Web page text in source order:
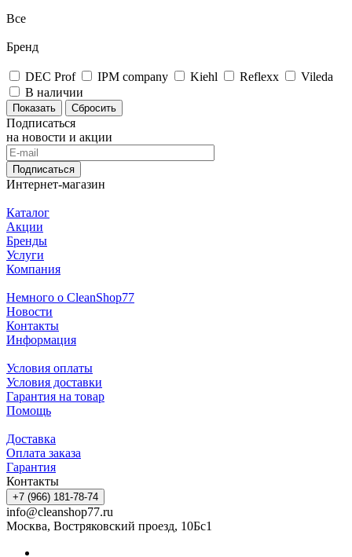
Все
Бренд
DEC Prof IPM company Kiehl Reflexx
Vileda
В наличии
Сбросить
Подписаться
на новости и акции
Подписаться
Интернет-магазин
Каталог
Акции
Бренды
Услуги
Компания
Немного о CleanShop77
Новости
Контакты
Информация
Условия оплаты
Условия доставки
Гарантия на товар
Помощь
Доставка
Оплата заказа
Гарантия
Контакты
+7 (966) 181-78-74
info@cleanshop77.ru
Москва, Востряковский проезд, 10Бс1